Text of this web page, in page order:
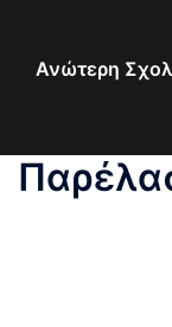
contentΑνώτερη